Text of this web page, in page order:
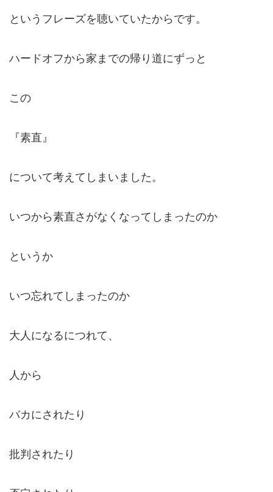
というフレーズを聴いていたからです。
ハードオフから家までの帰り道にずっと
この
『素直』
について考えてしまいました。
いつから素直さがなくなってしまったのか
というか
いつ忘れてしまったのか
大人になるにつれて、
人から
バカにされたり
批判されたり